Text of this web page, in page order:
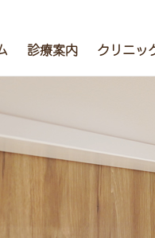
診療案内 クリニッ